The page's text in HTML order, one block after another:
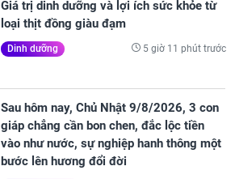
Giá trị dinh dưỡng và lợi ích sức khỏe từ
loại thịt đồng giàu đạm
Dinh dưỡng 5 giờ 11 phút trước
Sau hôm nay, Chủ Nhật 9/8/2026, 3 con
giáp chẳng cần bon chen, đắc lộc tiền
vào như nước, sự nghiệp hanh thông một
bước lên hương đổi đời